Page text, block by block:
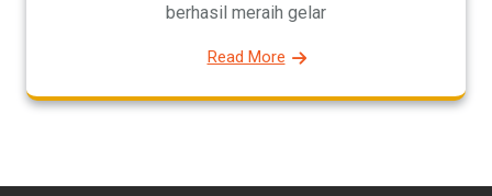
berhasil meraih gelar
Read More